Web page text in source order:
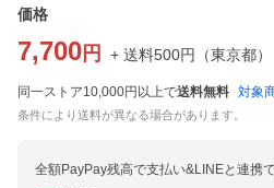
価格
7,700 円 + 送料500円 （東京都）
同一ストア10,000円以上で送料無料 対象
条件により送料が異なる場合があります。
全額PayPay残高で支払い&LINEと連携